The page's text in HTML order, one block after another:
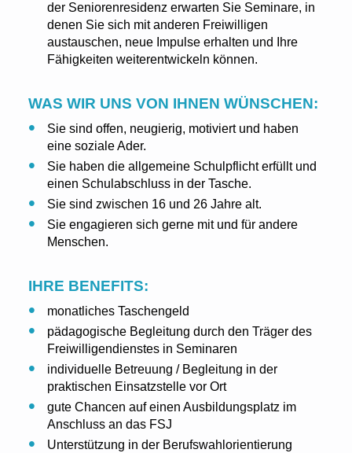
der Seniorenresidenz erwarten Sie Seminare, in
denen Sie sich mit anderen Freiwilligen
austauschen, neue Impulse erhalten und Ihre
Fähigkeiten weiterentwickeln können.
WAS WIR UNS VON IHNEN WÜNSCHEN:
Sie sind offen, neugierig, motiviert und haben
eine soziale Ader.
Sie haben die allgemeine Schulpflicht erfüllt und
einen Schulabschluss in der Tasche.
Sie sind zwischen 16 und 26 Jahre alt.
Sie engagieren sich gerne mit und für andere
Menschen.
IHRE BENEFITS:
monatliches Taschengeld
pädagogische Begleitung durch den Träger des
Freiwilligendienstes in Seminaren
individuelle Betreuung / Begleitung in der
praktischen Einsatzstelle vor Ort
gute Chancen auf einen Ausbildungsplatz im
Anschluss an das FSJ
Unterstützung in der Berufswahlorientierung